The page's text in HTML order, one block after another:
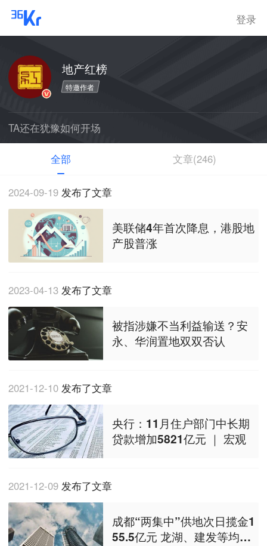
登录
地产红榜
特邀作者
TA还在犹豫如何开场
全部 文章(246)
2024-09-19 发布了文章
美联储4年首次降息，港股地
产股普涨
2023-04-13 发布了文章
被指涉嫌不当利益输送？安
永、华润置地双双否认
2021-12-10 发布了文章
央行：11月住户部门中长期
贷款增加5821亿元 ｜ 宏观
2021-12-09 发布了文章
成都“两集中”供地次日揽金1
55.5亿元 龙湖、建发等均有